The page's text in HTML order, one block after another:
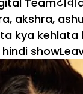
, akshra,
kya kehlata
show